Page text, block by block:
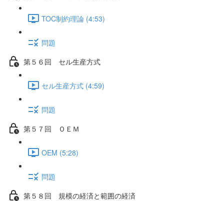
TOC制約理論 (4:53)
問題
第５６回 セル生産方式
セル生産方式 (4:59)
問題
第５７回 ＯＥＭ
OEM (5:28)
問題
第５８回 規模の経済と範囲の経済